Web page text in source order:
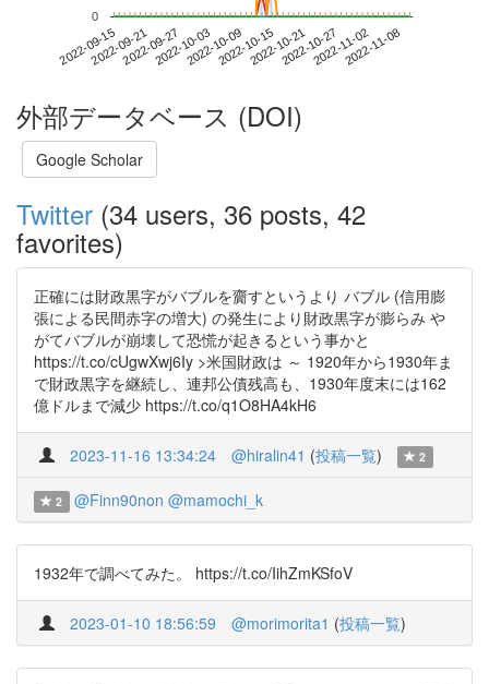
2022-09-152022-09-212022-09-272022-10-032022-10-092022-10-152022-10-212022-10-272022-11-022022-11-08
0
外部データベース (DOI)
Google Scholar
Twitter (34 users, 36 posts, 42
favorites)
正確には財政黒字がバブルを齎すというより バブル (信用膨
張による民間赤字の増大) の発生により財政黒字が膨らみ や
がてバブルが崩壊して恐慌が起きるという事かと
https://t.co/cUgwXwj6Iy >米国財政は ～ 1920年から1930年ま
で財政黒字を継続し、連邦公債残高も、1930年度末には162
億ドルまで減少 https://t.co/q1O8HA4kH6
2023-11-16 13:34:24 @hiralin41 (投稿一覧) 2
2 @Finn90non @mamochi_k
1932年で調べてみた。 https://t.co/IihZmKSfoV
2023-01-10 18:56:59 @morimorita1 (投稿一覧)